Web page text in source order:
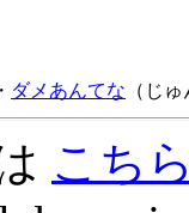
ダメあんてな （じ
こち